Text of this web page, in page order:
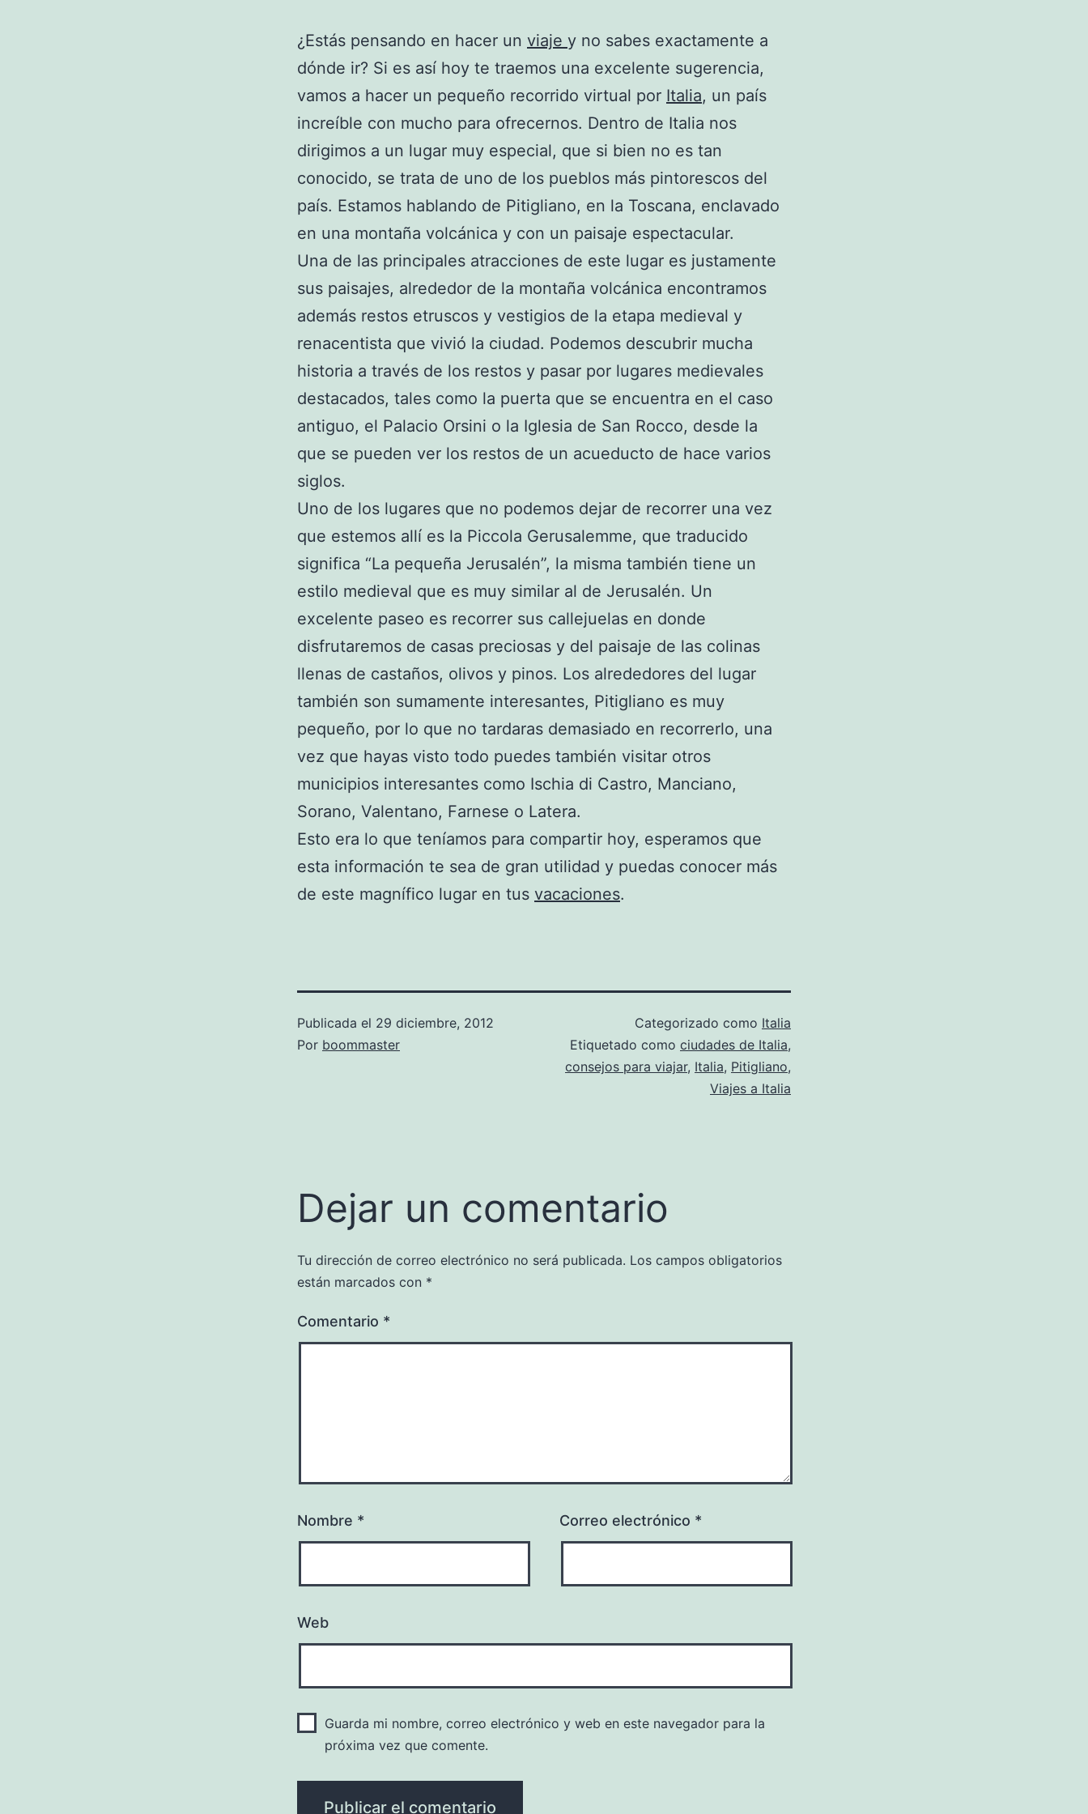
¿Estás pensando en hacer un viaje y no sabes exactamente a
dónde ir? Si es así hoy te traemos una excelente sugerencia,
vamos a hacer un pequeño recorrido virtual por Italia, un país
increíble con mucho para ofrecernos. Dentro de Italia nos
dirigimos a un lugar muy especial, que si bien no es tan
conocido, se trata de uno de los pueblos más pintorescos del
país. Estamos hablando de Pitigliano, en la Toscana, enclavado
en una montaña volcánica y con un paisaje espectacular.
Una de las principales atracciones de este lugar es justamente
sus paisajes, alrededor de la montaña volcánica encontramos
además restos etruscos y vestigios de la etapa medieval y
renacentista que vivió la ciudad. Podemos descubrir mucha
historia a través de los restos y pasar por lugares medievales
destacados, tales como la puerta que se encuentra en el caso
antiguo, el Palacio Orsini o la Iglesia de San Rocco, desde la
que se pueden ver los restos de un acueducto de hace varios
siglos.
Uno de los lugares que no podemos dejar de recorrer una vez
que estemos allí es la Piccola Gerusalemme, que traducido
significa “La pequeña Jerusalén”, la misma también tiene un
estilo medieval que es muy similar al de Jerusalén. Un
excelente paseo es recorrer sus callejuelas en donde
disfrutaremos de casas preciosas y del paisaje de las colinas
llenas de castaños, olivos y pinos. Los alrededores del lugar
también son sumamente interesantes, Pitigliano es muy
pequeño, por lo que no tardaras demasiado en recorrerlo, una
vez que hayas visto todo puedes también visitar otros
municipios interesantes como Ischia di Castro, Manciano,
Sorano, Valentano, Farnese o Latera.
Esto era lo que teníamos para compartir hoy, esperamos que
esta información te sea de gran utilidad y puedas conocer más
de este magnífico lugar en tus vacaciones.
Publicada el 29 diciembre, 2012
Por boommaster
Categorizado como Italia
Etiquetado como ciudades de Italia,
consejos para viajar, Italia, Pitigliano,
Viajes a Italia
Dejar un comentario
Tu dirección de correo electrónico no será publicada. Los campos obligatorios
están marcados con *
Comentario *
Nombre * Correo electrónico *
Web
Guarda mi nombre, correo electrónico y web en este navegador para la
próxima vez que comente.